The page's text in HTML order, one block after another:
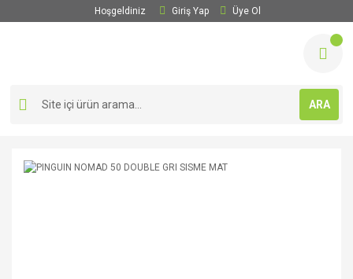
Hoşgeldiniz Giriş Yap Üye Ol
ARA